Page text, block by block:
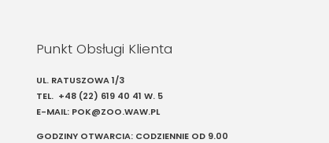
Punkt Obsługi Klienta
UL. RATUSZOWA 1/3
TEL. +48 (22) 619 40 41 W. 5
E-MAIL: POK@ZOO.WAW.PL
GODZINY OTWARCIA: CODZIENNIE OD 9.00